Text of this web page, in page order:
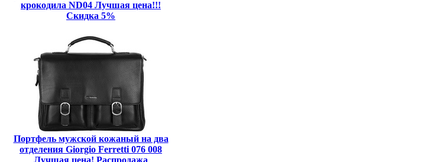
крокодила ND04 Лучшая цена!!!
Скидка 5%
Портфель мужской кожаный на два
отделения Giorgio Ferretti 076 008
Лучшая цена! Распродажа